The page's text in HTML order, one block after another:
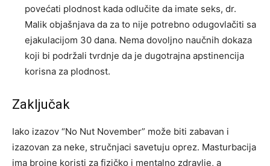
povećati plodnost kada odlučite da imate seks, dr.
Malik objašnjava da za to nije potrebno odugovlačiti sa
ejakulacijom 30 dana. Nema dovoljno naučnih dokaza
koji bi podržali tvrdnje da je dugotrajna apstinencija
korisna za plodnost.
Zaključak
Iako izazov “No Nut November” može biti zabavan i
izazovan za neke, stručnjaci savetuju oprez. Masturbacija
ima brojne koristi za fizičko i mentalno zdravlje, a